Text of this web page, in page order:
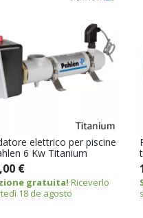
elettrico per piscine
6 Kw Titanium
€
gratuita! Riceverlo
18 de agosto